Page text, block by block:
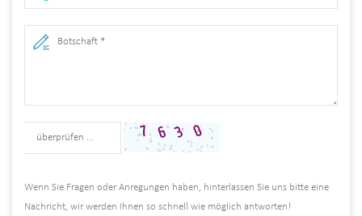
Wenn Sie Fragen oder Anregungen haben, hinterlassen Sie uns bitte eine
Nachricht, wir werden Ihnen so schnell wie möglich antworten!